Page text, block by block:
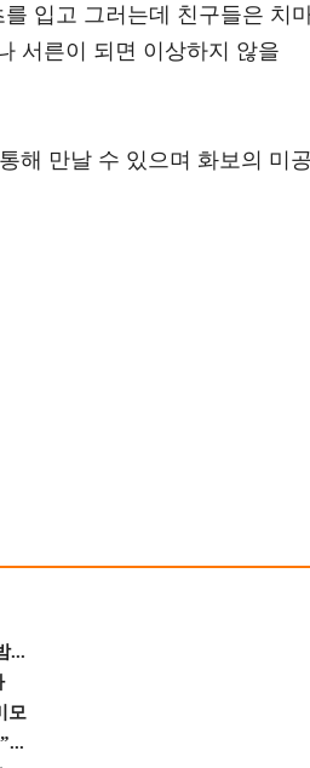
입고 그러는데 친구들은 치
서른이 되면 이상하지 않을
해 만날 수 있으며 화보의 미
...
모